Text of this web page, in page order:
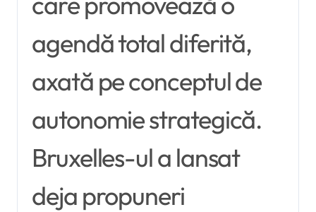
agendă total diferită,
axată pe conceptul de
autonomie strategică.
Bruxelles-ul a lansat
deja propuneri